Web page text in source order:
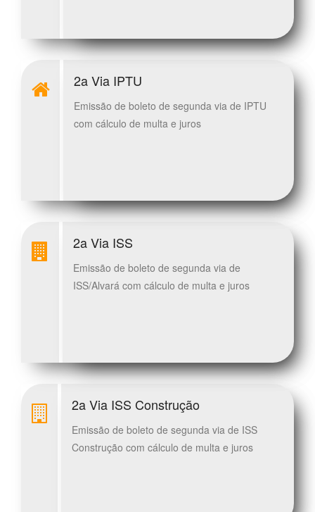
2a Via IPTU
Emissão de boleto de segunda via de IPTU
com cálculo de multa e juros
2a Via ISS
Emissão de boleto de segunda via de
ISS/Alvará com cálculo de multa e juros
2a Via ISS Construção
Emissão de boleto de segunda via de ISS
Construção com cálculo de multa e juros